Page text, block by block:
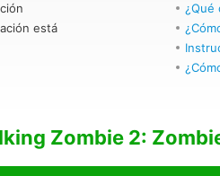
está
¿Qué
Zombie 2: